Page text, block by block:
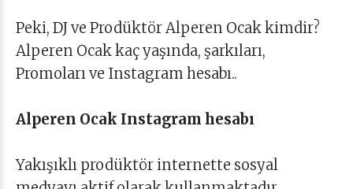
Peki, DJ ve Prodüktör Alperen Ocak kimdir?
Alperen Ocak kaç yaşında, şarkıları,
Promoları ve Instagram hesabı..
Alperen Ocak Instagram hesabı
Yakışıklı prodüktör internette sosyal